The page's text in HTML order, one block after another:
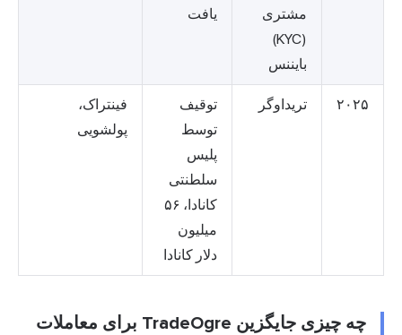
مشتری
(KYC)
بایننس
یافت
۲۰۲۵ تریداوگر
توقیف
توسط
پلیس
سلطنتی
کانادا، ۵۶
میلیون
دلار کانادا
فینتراک،
پولشویی
چه چیزی جایگزین TradeOgre برای معاملات